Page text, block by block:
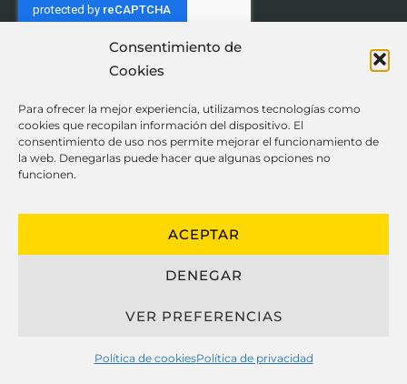
Consentimiento de
Cookies
Para ofrecer la mejor experiencia, utilizamos tecnologías como
cookies que recopilan información del dispositivo. El
consentimiento de uso nos permite mejorar el funcionamiento de
la web. Denegarlas puede hacer que algunas opciones no
funcionen.
ACEPTAR
DENEGAR
VER PREFERENCIAS
Política de cookiesPolítica de privacidad
Información
Términos y Condiciones
Cookies